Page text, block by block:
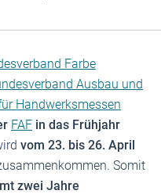
Farbe
Ausbau und
Handwerksmessen
FAF in das Frühjahr
vom 23. bis 26. April
Somit
zwei Jahre